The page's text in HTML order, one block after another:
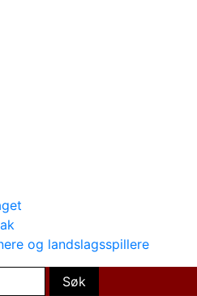
og landslagsspillere